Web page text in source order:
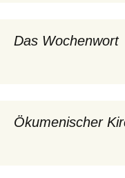
Das Wochenwort
Ökumenischer